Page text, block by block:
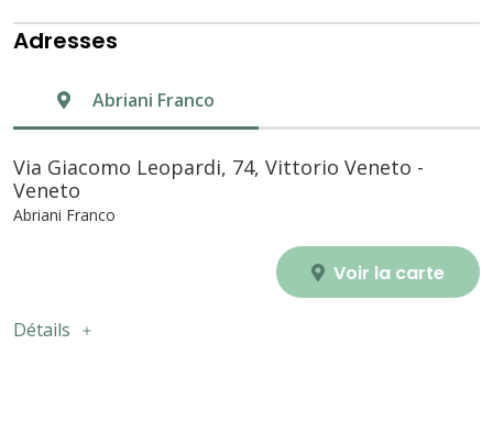
Adresses
Abriani Franco
Via Giacomo Leopardi, 74, Vittorio Veneto -
Veneto
Abriani Franco
Voir la carte
Détails